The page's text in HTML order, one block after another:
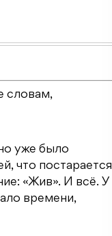
словам,
уже было
что постарается
«Жив». И всё. У
времени,